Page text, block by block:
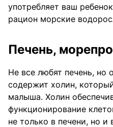
употребляет ваш
рацион морские
Печень,
Не все любят печень, но
содержит холин,
малыша. Холин
функционирование
не только в печени, но и